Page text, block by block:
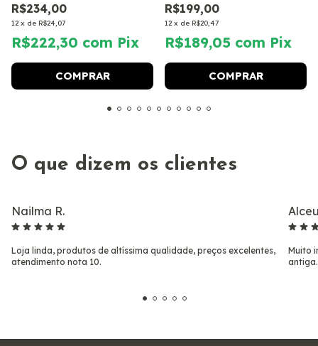
R$234,00
12 x de R$24,07
R$222,30 com Pix
R$199,00
12 x de R$20,47
R$189,05 com Pix
O que dizem os clientes
Nailma R.
Loja linda, produtos de altíssima qualidade, preços excelentes,
atendimento nota 10.
Muito